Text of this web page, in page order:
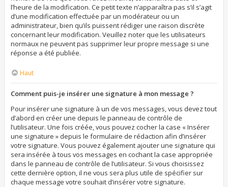
l’heure de la modification. Ce petit texte n’apparaîtra pas s’il s’agit
d’une modification effectuée par un modérateur ou un
administrateur, bien qu’ils puissent rédiger une raison discrète
concernant leur modification. Veuillez noter que les utilisateurs
normaux ne peuvent pas supprimer leur propre message si une
réponse a été publiée.
Haut
Comment puis-je insérer une signature à mon message ?
Pour insérer une signature à un de vos messages, vous devez tout
d’abord en créer une depuis le panneau de contrôle de
l’utilisateur. Une fois créée, vous pouvez cocher la case « Insérer
une signature » depuis le formulaire de rédaction afin d’insérer
votre signature. Vous pouvez également ajouter une signature qui
sera insérée à tous vos messages en cochant la case appropriée
dans le panneau de contrôle de l’utilisateur. Si vous choisissez
cette dernière option, il ne vous sera plus utile de spécifier sur
chaque message votre souhait d’insérer votre signature.